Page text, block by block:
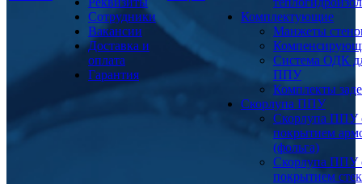
Сотрудники
Вакансии
Доставка и
оплата
Гарантия
Комплектующие
Манжеты
Система ОДК
ППУ
Комплекты
Скорлупа ППУ
Скорлупа ППУ
покрытием
(фольга)
Скорлупа ППУ
покрытием